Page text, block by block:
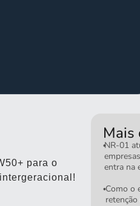
para o
Mais
•NR-01
entra na
•Como o